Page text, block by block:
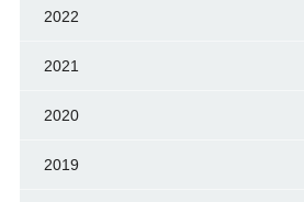
2022
2021
2020
2019